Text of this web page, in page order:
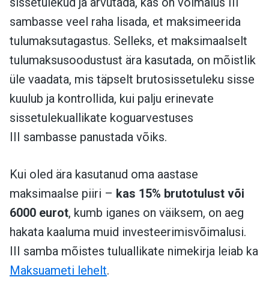
sambasse veel raha lisada, et maksimeerida
tulumaksutagastus. Selleks, et maksimaalselt
tulumaksusoodustust ära kasutada, on mõistlik
üle vaadata, mis täpselt brutosissetuleku sisse
kuulub ja kontrollida, kui palju erinevate
sissetulekuallikate koguarvestuses
III sambasse panustada võiks.
Kui oled ära kasutanud oma aastase
maksimaalse piiri – kas 15% brutotulust või
6000 eurot, kumb iganes on väiksem, on aeg
hakata kaaluma muid investeerimisvõimalusi.
III samba mõistes tuluallikate nimekirja leiab ka
Maksuameti lehelt.